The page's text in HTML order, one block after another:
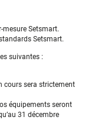
mesure Setsmart.
Setsmart.
suivantes :
cours sera strictement
équipements seront
31 décembre